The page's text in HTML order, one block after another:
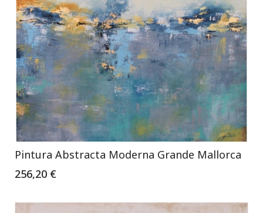
Pintura Abstracta Moderna Grande Mallorca
256,20 €